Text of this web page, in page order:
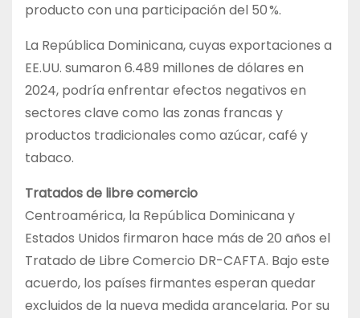
producto con una participación del 50 %.
La República Dominicana, cuyas exportaciones a
EE.UU. sumaron 6.489 millones de dólares en
2024, podría enfrentar efectos negativos en
sectores clave como las zonas francas y
productos tradicionales como azúcar, café y
tabaco.
Tratados de libre comercio
Centroamérica, la República Dominicana y
Estados Unidos firmaron hace más de 20 años el
Tratado de Libre Comercio DR-CAFTA. Bajo este
acuerdo, los países firmantes esperan quedar
excluidos de la nueva medida arancelaria. Por su